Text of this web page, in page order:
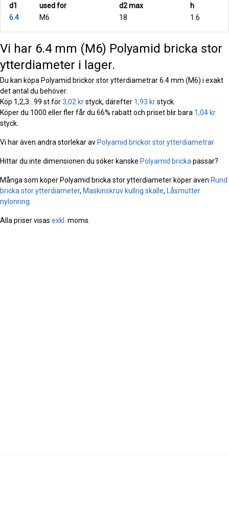
d1 used for d2 max
h
6.4
M6 18 1.6
Vi har 6.4 mm (M6) Polyamid bricka stor
ytterdiameter i lager.
Du kan köpa Polyamid brickor stor ytterdiametrar 6.4 mm (M6) i exakt
det antal du behöver.
Köp 1,2,3...99 st för3,02 krstyck, därefter 1,93 krstyck.
Köper du 1000 eller fler får du 66% rabatt och priset blir bara 1,04 kr
styck.
Vi har även andra storlekar av Polyamid brickor stor ytterdiametrar
Hittar du inte dimensionen du söker kanske Polyamid bricka passar?
Många som köper Polyamid bricka stor ytterdiameter köper även Rund
bricka stor ytterdiameter, Maskinskruv kullrig skalle, Låsmutter
nylonring
Alla priser visas exkl. moms.